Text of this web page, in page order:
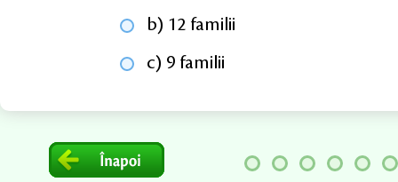
b) 12 familii
c) 9 familii